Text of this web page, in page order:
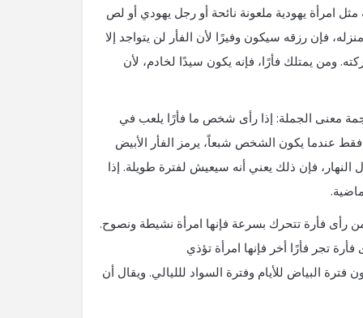
امرأة يهودية ملعونة نائحة أو رجل يهودي أو لص
فإن رزقه سيكون وفيرًا لأن الفأر لن يتواجد إلا
ومن يمتلك فأرًا، فإنه يكون سيدًا لخادم، لأن
معنى الجملة: إذا رأى شخص ما فأرًا يلعب في
عندما يكون الشخص شبعاً، يرمز الفأر الأبيض
فإن ذلك يعني أنه سيعيش لفترة طويلة. إذا
رأى فأرة تتحرك بسرعة فإنها امرأة نشيطة ونصوح.
تجر فأرًا أخر فإنها امرأة تؤذي
البياض للأيام وفترة السواد للليالي. ويقال أن